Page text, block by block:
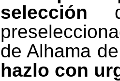
selección
de Alhama
hazlo con